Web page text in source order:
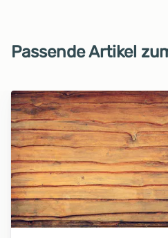
Passende Artikel